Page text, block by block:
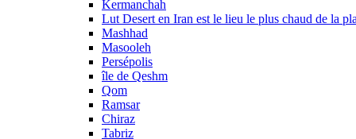
Kermanchah
Lut Desert en Iran est le lieu le plus chaud de la
Mashhad
Masooleh
Persépolis
île de Qeshm
Qom
Ramsar
Chiraz
Tabriz